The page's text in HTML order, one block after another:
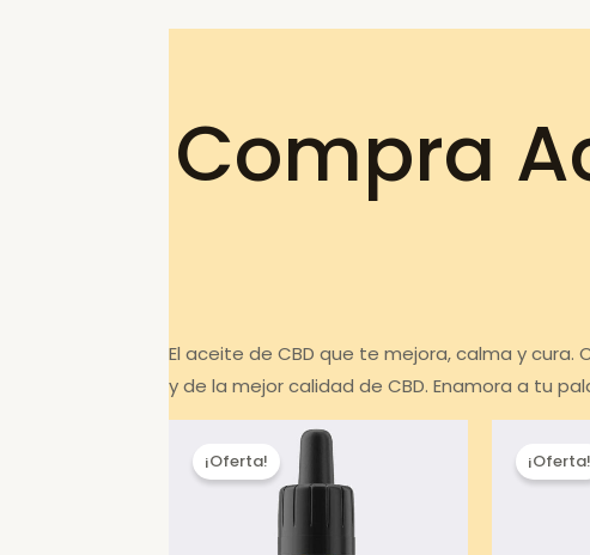
Compra
El aceite de CBD que te mejora, calma y cura.
y de la mejor calidad de CBD. Enamora a tu
¡Oferta! ¡Oferta!